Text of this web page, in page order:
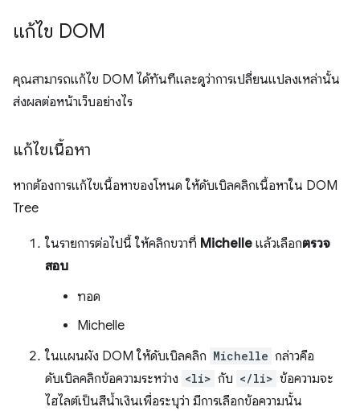
แก้ไข DOM
คุณสามารถแก้ไข DOM ได้ทันทีและดูว่าการเปลี่ยนแปลงเหล่านั้น
ส่งผลต่อหน้าเว็บอย่างไร
แก้ไขเนื้อหา
หากต้องการแก้ไขเนื้อหาของโหนด ให้ดับเบิลคลิกเนื้อหาใน DOM
Tree
ในรายการต่อไปนี้ ให้คลิกขวาที่ Michelle แล้วเลือกตรวจ
สอบ
ทอด
Michelle
ในแผนผัง DOM ให้ดับเบิลคลิก Michelle กล่าวคือ
ดับเบิลคลิกข้อความระหว่าง <li> กับ </li> ข้อความจะ
ไฮไลต์เป็นสีน้ำเงินเพื่อระบุว่า มีการเลือกข้อความนั้น